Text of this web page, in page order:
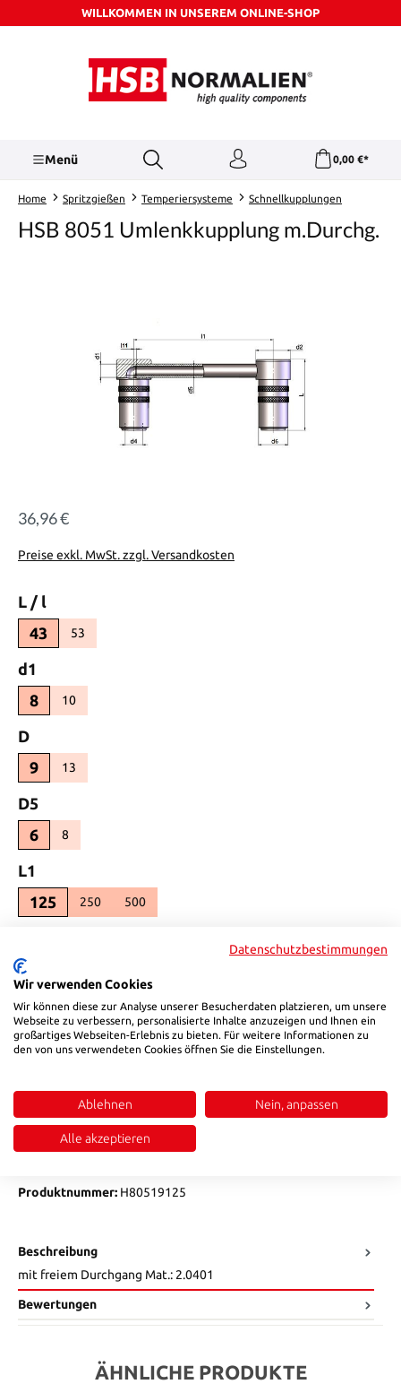
Zum Hauptinhalt springenWILLKOMMEN IN UNSEREM ONLINE-SHOP
Menü 0,00 €*
Home Spritzgießen Temperiersysteme Schnellkupplungen
HSB 8051 Umlenkkupplung m.Durchg.
Regulärer Preis:
36,96 €
Preise exkl. MwSt. zzgl. Versandkosten
L / l
43
53(Diese Option ist zurzeit nicht verfügbar.)
d1
8
10(Diese Option ist zurzeit nicht verfügbar.)
Dauswählen
9
13(Diese Option ist zurzeit nicht verfügbar.)
D5auswählen
6
8(Diese Option ist zurzeit nicht verfügbar.)
L1
125
250 500
d6auswählen
22(Diese Option ist zurzeit nicht verfügbar.)
Produkt Anzahl: Gib den gewünschten Wert ein oder benutze die
Produktnummer: H80519125
Beschreibung
mit freiem Durchgang Mat.: 2.0401
Bewertungen
ÄHNLICHE PRODUKTE
Datenschutzbestimmungen
Wir verwenden Cookies
Wir können diese zur Analyse unserer Besucherdaten platzieren, um unsere
Webseite zu verbessern, personalisierte Inhalte anzuzeigen und Ihnen ein
großartiges Webseiten-Erlebnis zu bieten. Für weitere Informationen zu
den von uns verwendeten Cookies öffnen Sie die Einstellungen.
Ablehnen Nein, anpassen
Alle akzeptieren